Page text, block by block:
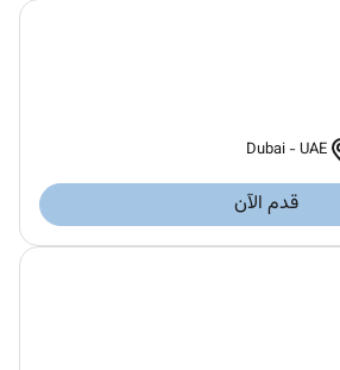
Dubai -UAE
قدم الآن